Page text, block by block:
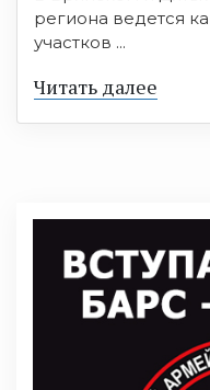
региона ведется
участков ...
Читать далее